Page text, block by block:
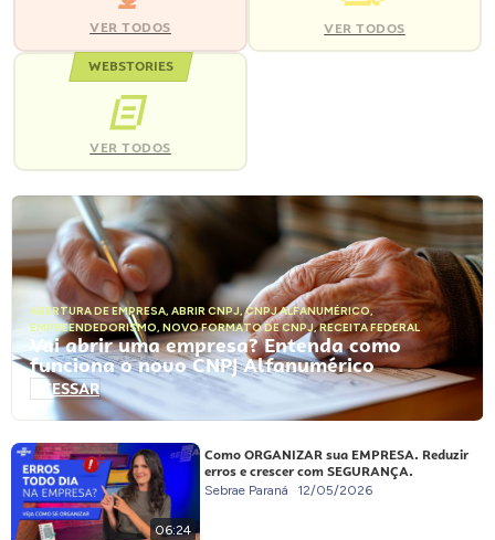
VER TODOS VER TODOS
WEBSTORIES
VER TODOS
ABERTURA DE EMPRESA, ABRIR CNPJ,CNPJ ALFANUMÉRICO,
EMPREENDEDORISMO, NOVO FORMATO DE CNPJ,RECEITA FEDERAL
Vai abrir uma empresa? Entenda como
funciona o novo CNPJ Alfanumérico
ACESSAR
06:24
Como ORGANIZAR sua EMPRESA. Reduzir
erros e crescer com SEGURANÇA.
Sebrae Paraná 12/05/2026